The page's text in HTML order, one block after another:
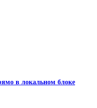
в локальном блоке